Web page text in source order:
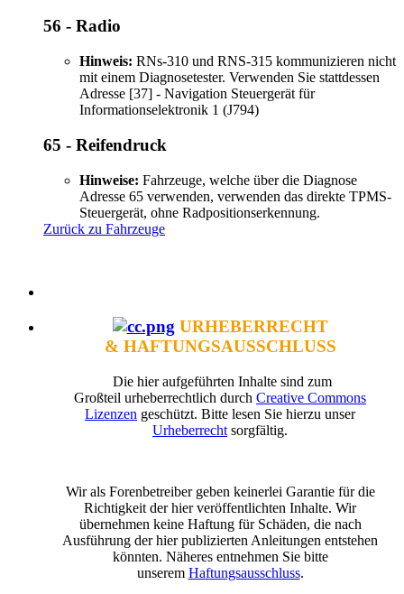
56 - Radio
Hinweis: RNs-310 und RNS-315 kommunizieren nicht
mit einem Diagnosetester. Verwenden Sie stattdessen
Adresse [37] - Navigation Steuergerät für
Informationselektronik 1 (J794)
65 - Reifendruck
Hinweise: Fahrzeuge, welche über die Diagnose
Adresse 65 verwenden, verwenden das direkte TPMS-
Steuergerät, ohne Radpositionserkennung.
Zurück zu Fahrzeuge
URHEBERRECHT
& HAFTUNGSAUSSCHLUSS
Die hier aufgeführten Inhalte sind zum
Großteil urheberrechtlich durch Creative Commons
Lizenzen geschützt. Bitte lesen Sie hierzu unser
Urheberrecht sorgfältig.
Wir als Forenbetreiber geben keinerlei Garantie für die
Richtigkeit der hier veröffentlichten Inhalte. Wir
übernehmen keine Haftung für Schäden, die nach
Ausführung der hier publizierten Anleitungen entstehen
könnten. Näheres entnehmen Sie bitte
unserem Haftungsausschluss.